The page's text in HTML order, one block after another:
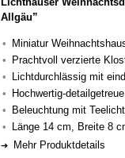
Allgäu”
Miniatur
Prachtvoll verzierte
Lichtdurchlässig mit
Hochwertig-
Beleuchtung mit
Länge 14 cm, Breite 8
Mehr Produktdetails